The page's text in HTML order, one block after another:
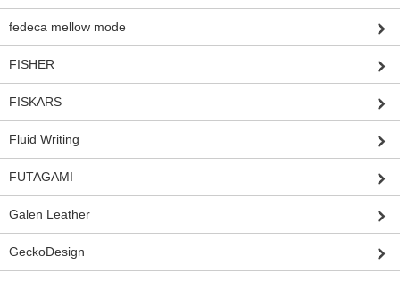
fedeca mellow mode
FISHER
FISKARS
Fluid Writing
FUTAGAMI
Galen Leather
GeckoDesign